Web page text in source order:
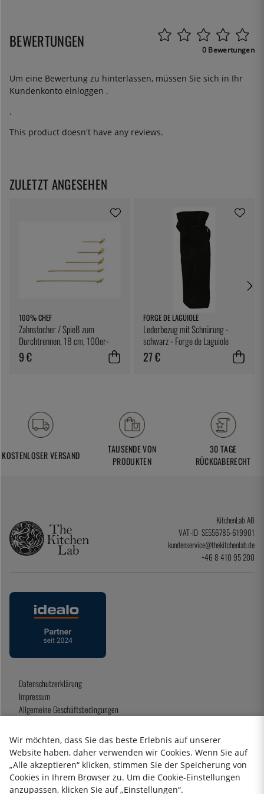
BEWERTUNGEN 0 Bewertungen
Um eine Bewertung zu hinterlassen, müssen Sie sich in Ihr
Kundenkonto einloggen .
.
This product doesn't have any reviews.
ZULETZT ANGESEHEN
100% CHEF
Zahnstocher / Spieß zum
Durchtrennen, 18 cm, 100er-
Pack - 100% Chef
9 €
FORGE DE LAGUIOLE
Lederbezug mit Schnürung -
schwarz - Forge de Laguiole
27 €
KOSTENLOSER VERSAND
TAUSENDE VON
PRODUKTEN
30 TAGE
RÜCKGABERECHT
KitchenLab AB
VAT-ID: SE556785-619901
kundenservice@thekitchenlab.de
+46 8 410 95 200
Datenschutzerklärung
Impressum
Allgemeine Geschäftsbedingungen
2026 KitchenLab AB
Wir möchten, dass Sie das beste Erlebnis auf unserer
Website haben, daher verwenden wir Cookies. Wenn Sie auf
„Alle akzeptieren“ klicken, stimmen Sie der Speicherung von
Cookies in Ihrem Browser zu. Um die Cookie-Einstellungen
anzupassen, klicken Sie auf „Einstellungen“.